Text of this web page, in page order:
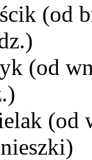
(od
(od
(od